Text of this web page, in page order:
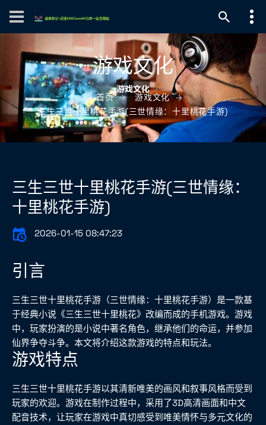
游戏文化
首页
游戏文化
三生三世十里桃花手游(三世情缘：十里桃花手游)
三生三世十里桃花手游(三世情缘：
十里桃花手游)
2026-01-15 08:47:23
引言
三生三世十里桃花手游（三世情缘：十里桃花手游）是一款基
于经典小说《三生三世十里桃花》改编而成的手机游戏。游戏
中，玩家扮演的是小说中著名角色，继承他们的命运，并参加
仙界争夺斗争。本文将介绍这款游戏的特点和玩法。
游戏特点
三生三世十里桃花手游以其清新唯美的画风和叙事风格而受到
玩家的欢迎。游戏在制作过程中，采用了3D高清画面和中文
配音技术，让玩家在游戏中真切感受到唯美情怀与多元文化的